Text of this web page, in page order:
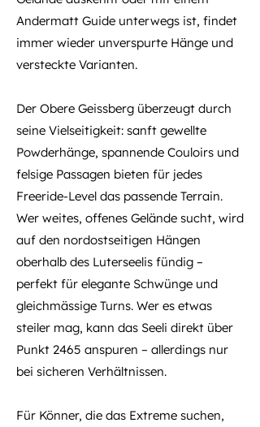
Andermatt Guide unterwegs ist, findet
immer wieder unverspurte Hänge und
versteckte Varianten.
Der Obere Geissberg überzeugt durch
seine Vielseitigkeit: sanft gewellte
Powderhänge, spannende Couloirs und
felsige Passagen bieten für jedes
Freeride-Level das passende Terrain.
Wer weites, offenes Gelände sucht, wird
auf den nordostseitigen Hängen
oberhalb des Luterseelis fündig –
perfekt für elegante Schwünge und
gleichmässige Turns. Wer es etwas
steiler mag, kann das Seeli direkt über
Punkt 2465 anspuren – allerdings nur
bei sicheren Verhältnissen.
Für Könner, die das Extreme suchen,